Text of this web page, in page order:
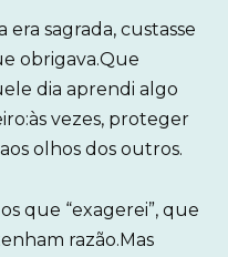
sagrada, custasse
obrigava.Que
dia aprendi algo
vezes, proteger
olhos dos outros.
que “exagerei”, que
razão.Mas